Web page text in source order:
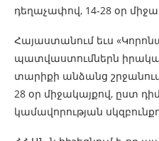
դեղաչափով, 14-28 օր
Հայաստանում եւս
պատվաստումներն
տարիքի անձանց
28 օր միջակայքով, ըստ
կամավորության